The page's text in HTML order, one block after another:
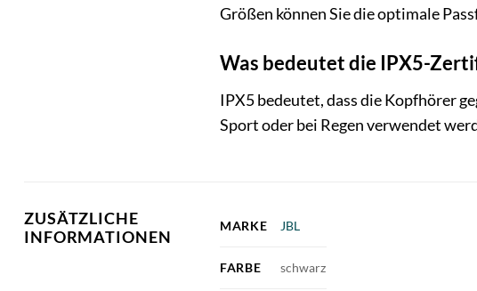
Größen können Sie die optimale
Was bedeutet die IPX5-
IPX5 bedeutet, dass die Kopfhörer
Sport oder bei Regen verwendet
ZUSÄTZLICHE
INFORMATIONEN
MARKE JBL
FARBE schwarz